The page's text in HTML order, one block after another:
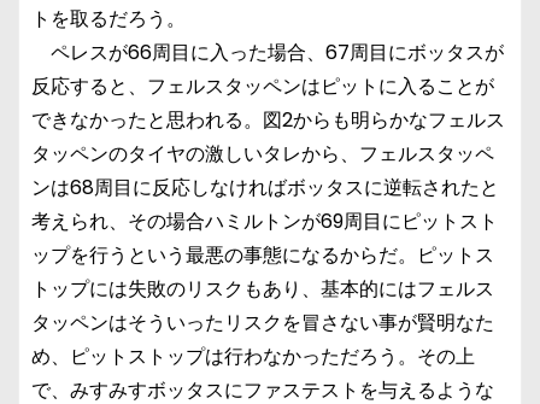
トを取るだろう。
ペレスが66周目に入った場合、67周目にボッタスが
反応すると、フェルスタッペンはピットに入ることが
できなかったと思われる。図2からも明らかなフェルス
タッペンのタイヤの激しいタレから、フェルスタッペ
ンは68周目に反応しなければボッタスに逆転されたと
考えられ、その場合ハミルトンが69周目にピットスト
ップを行うという最悪の事態になるからだ。ピットス
トップには失敗のリスクもあり、基本的にはフェルス
タッペンはそういったリスクを冒さない事が賢明なた
め、ピットストップは行わなかっただろう。その上
で、みすみすボッタスにファステストを与えるような